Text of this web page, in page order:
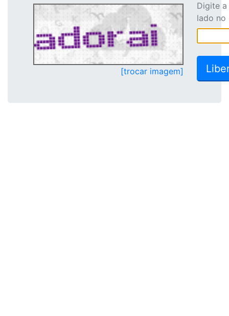
[trocar imagem]
Digite
lado no